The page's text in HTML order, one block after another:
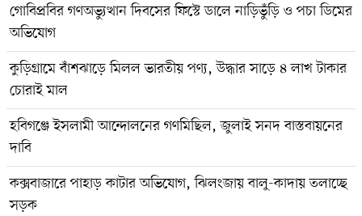
গোবিপ্রবির গণঅভ্যুত্থান দিবসের ফিস্টে ডালে নাড়িভুঁড়ি ও পচা ডিমের
অভিযোগ
কুড়িগ্রামে বাঁশঝাড়ে মিলল ভারতীয় পণ্য, উদ্ধার সাড়ে ৪ লাখ টাকার
চোরাই মাল
হবিগঞ্জে ইসলামী আন্দোলনের গণমিছিল, জুলাই সনদ বাস্তবায়নের
দাবি
কক্সবাজারে পাহাড় কাটার অভিযোগ, ঝিলংজায় বালু-কাদায় তলাচ্ছে
সড়ক